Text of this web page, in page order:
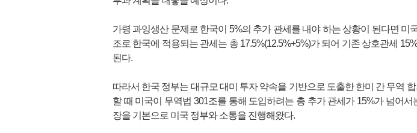
가령 과잉생산 문제로 한국이 5%의 추가 관세를 내야 하는 상황이 된다면 미
조로 한국에 적용되는 관세는 총 17.5%(12.5%+5%)가 되어 기존 상호관세
된다.
따라서 한국 정부는 대규모 대미 투자 약속을 기반으로 도출한 한미 간 무역
할 때 미국이 무역법 301조를 통해 도입하려는 총 추가 관세가 15%가 넘어서
장을 기본으로 미국 정부와 소통을 진행해왔다.